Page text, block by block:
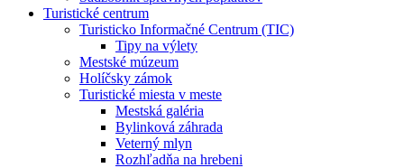
Turistické centrum
Turisticko Informačné Centrum (TIC)
Tipy na výlety
Mestské múzeum
Holíčsky zámok
Turistické miesta v meste
Mestská galéria
Bylinková záhrada
Veterný mlyn
Rozhľadňa na hrebeni